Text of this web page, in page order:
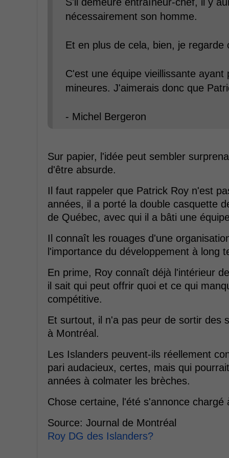
nécessairement son homme.
Et en plus de cela, bien, je
C'est une équipe vieillissante
mineures. J'aimerais donc que
- Michel Bergeron
Sur papier, l'idée peut sembler
d'être absurde.
Il faut rappeler que Patrick Roy n'est
années, il a porté la double casquette
de Québec, avec qui il a bâti une
Il connaît les rouages d'une
l'importance du développement à long
En prime, Roy connaît déjà l'intérieur
il sait qui peut offrir quoi et ce qui
compétitive.
Et surtout, il n'a pas peur de sortir des
à Montréal.
Les Islanders peuvent-ils réellement
pari audacieux, certes, mais qui
années à colmater les brèches.
Chose certaine, l'été s'annonce chargé
Source: Journal de Montréal
Roy DG des Islanders?